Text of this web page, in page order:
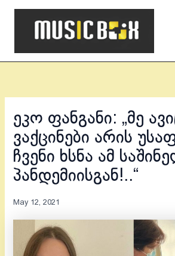
Skip
ეკო ფანგანი: „მე
ვაქცინები არის
ჩვენი ხსნა ამ
პანდემიისგან!..“
May 12, 2021